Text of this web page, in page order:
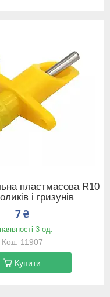
пластмасова R10
і гризунів
7 ₴
3 од.
11907
Купити